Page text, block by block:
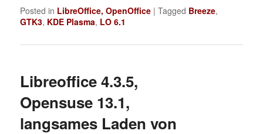
Posted in LibreOffice, OpenOffice |Tagged Breeze,
GTK3, KDE Plasma, LO 6.1
Libreoffice 4.3.5,
Opensuse 13.1,
langsames Laden von